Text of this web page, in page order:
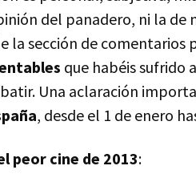
del panadero, ni la de
la sección de comentarios
que habéis sufrido
Una aclaración
, desde el 1 de enero
peor cine de 2013: